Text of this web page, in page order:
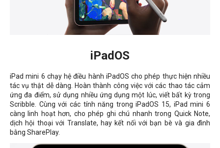
iPadOS
iPad mini 6 chạy hệ điều hành iPadOS cho phép thực hiện nhiều
tác vụ thật dễ dàng. Hoàn thành công việc với các thao tác cảm
ứng đa điểm, sử dụng nhiều ứng dụng một lúc, viết bất kỳ trong
Scribble. Cùng với các tính năng trong iPadOS 15, iPad mini 6
càng linh hoạt hơn, cho phép ghi chú nhanh trong Quick Note,
dịch hội thoại với Translate, hay kết nối với bạn bè và gia đình
bằng SharePlay.